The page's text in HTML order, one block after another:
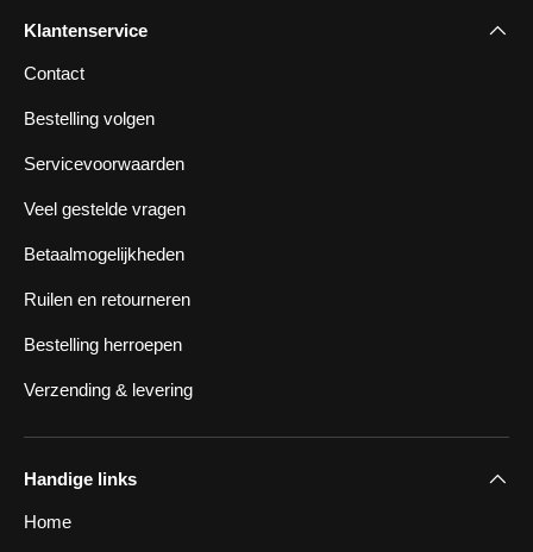
Klantenservice
Contact
Bestelling volgen
Servicevoorwaarden
Veel gestelde vragen
Betaalmogelijkheden
Ruilen en retourneren
Bestelling herroepen
Verzending & levering
Handige links
Home